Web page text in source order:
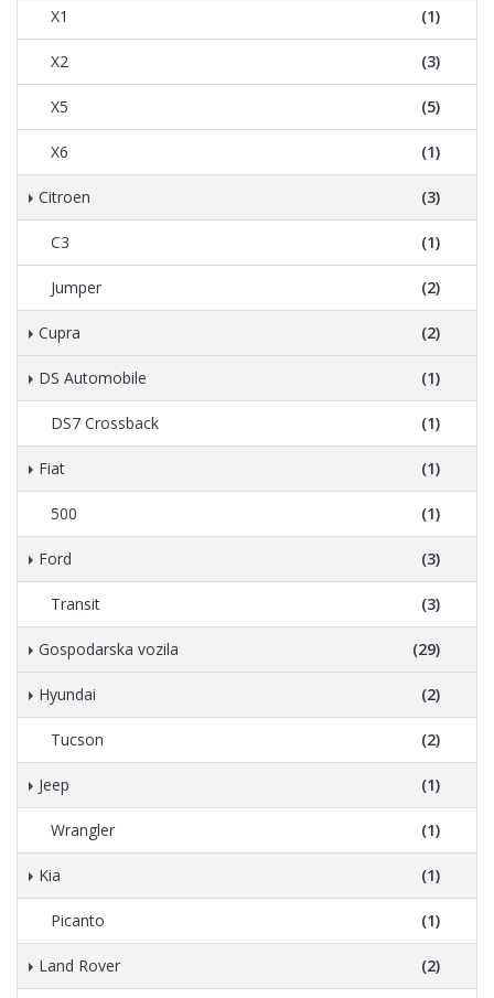
X1 (1)
X2 (3)
X5 (5)
X6 (1)
Citroen (3)
C3 (1)
Jumper (2)
Cupra (2)
DS Automobile (1)
DS7 Crossback (1)
Fiat (1)
500 (1)
Ford (3)
Transit (3)
Gospodarska vozila (29)
Hyundai (2)
Tucson (2)
Jeep (1)
Wrangler (1)
Kia (1)
Picanto (1)
Land Rover (2)